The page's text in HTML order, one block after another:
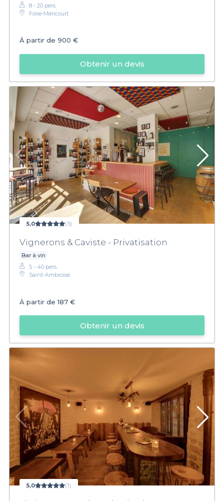
8 - 20 pers.
Folie-Méricourt
À partir de 900 €
Obtenir un devis
5,0 (3)
Vignerons & Caviste - Privatisation
Bar à vin
5 - 40 pers.
Saint-Ambroise
À partir de187 €
Obtenir un devis
5,0 (1)